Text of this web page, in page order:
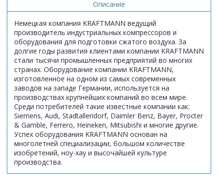
Описание
Немецкая компания KRAFTMANN ведущий
производитель индустриальных компрессоров и
оборудования для подготовки сжатого воздуха. За
долгие годы развития клиентами компании KRAFTMANN
стали тысячи промышленных предприятий во многих
странах. Оборудование компании KRAFTMANN,
изготовленное на одном из самых современных
заводов на западе Германии, используется на
производствах крупнейших компаний во всем мире.
Среди потребителей такие известные компании как:
Siemens, Audi, Stadtallendorf, Daimler Benz, Bayer, Procter
& Gamble, Ferrero, Heineken, Mitsubishi и многие другие.
Успех оборудования KRAFTMANN основан на
многолетней специализации, большом количестве
изобретений, ноу-хау и высочайшей культуре
производства.